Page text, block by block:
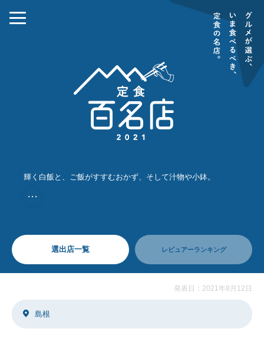
輝く白飯と、ご飯がすすむおかず、そして汁物や小鉢。
・・・
選出店一覧 レビュアーランキング
発表日：2021年8月12日
島根